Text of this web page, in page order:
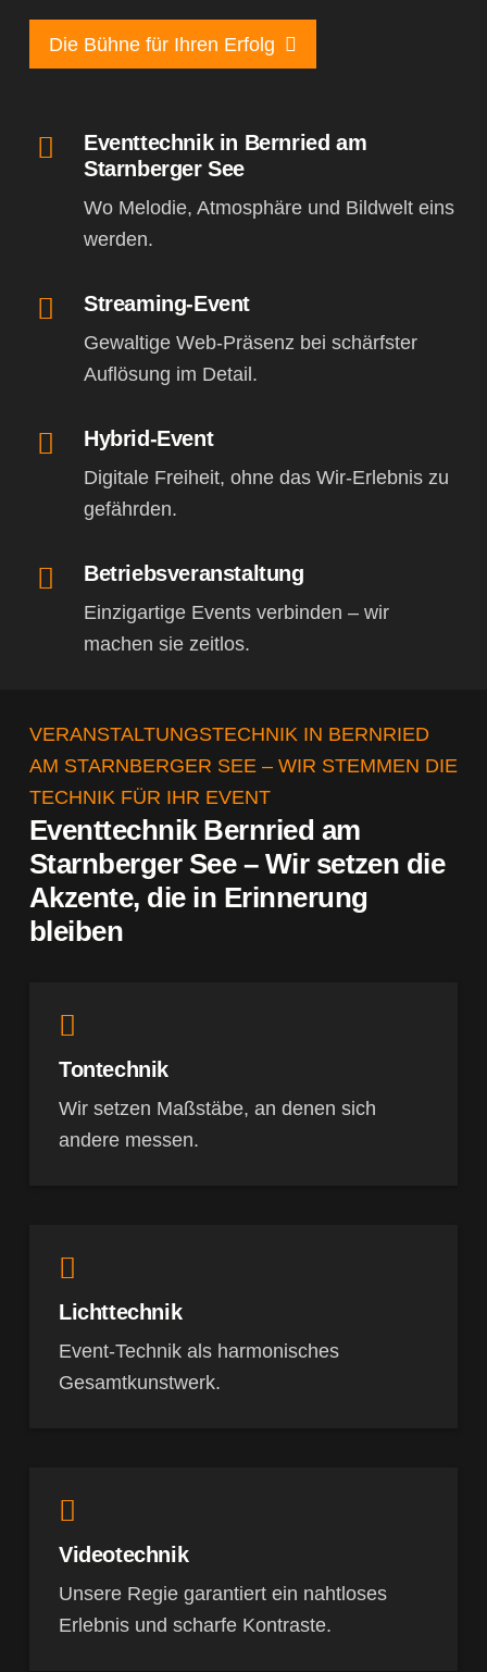
Die Bühne für Ihren Erfolg
Eventtechnik in Bernried am
Starnberger See
Wo Melodie, Atmosphäre und Bildwelt eins
werden.
Streaming-Event
Gewaltige Web-Präsenz bei schärfster
Auflösung im Detail.
Hybrid-Event
Digitale Freiheit, ohne das Wir-Erlebnis zu
gefährden.
Betriebsveranstaltung
Einzigartige Events verbinden – wir
machen sie zeitlos.
VERANSTALTUNGSTECHNIK IN BERNRIED
AM STARNBERGER SEE – WIR STEMMEN DIE
TECHNIK FÜR IHR EVENT
Eventtechnik Bernried am
Starnberger See – Wir setzen die
Akzente, die in Erinnerung
bleiben
Tontechnik
Wir setzen Maßstäbe, an denen sich
andere messen.
Lichttechnik
Event-Technik als harmonisches
Gesamtkunstwerk.
Videotechnik
Unsere Regie garantiert ein nahtloses
Erlebnis und scharfe Kontraste.